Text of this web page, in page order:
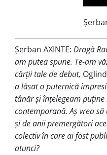
Șerban AXINTE: Dragă
am putea spune. Te-am
cărții tale de debut,
a lăsat o puternică
tânăr și înțelegeam
contemporană. Aș vrea
și de anii premergători
colectiv în care ai fost
atunci?